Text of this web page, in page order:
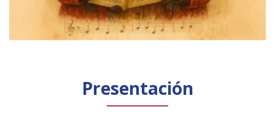
Presentación